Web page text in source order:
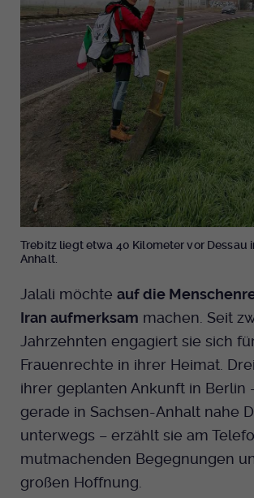
Trebitz liegt etwa 40 Kilometer vor Dessau
Anhalt.
Jalali möchte auf die
Iran aufmerksam machen. Seit
Jahrzehnten engagiert sie sich
Frauenrechte in ihrer Heimat.
ihrer geplanten Ankunft in Berlin
gerade in Sachsen-Anhalt nahe
unterwegs – erzählt sie am
mutmachenden Begegnungen
großen Hoffnung.
Anbieter EKHN
Laufzeit Ende der Sitzung
Zweck
PHP Daten Identifikator,
wenn die PHP session()
wird.
Name uid
Anbieter EKHN
Laufzeit Ende der Sitzung
Zweck
Webseite.
cookie_optin-[n]
Anbieter EKHN
Bei Ausahl nur essentieller
gelöscht. Ansonsten 1
Name mtm_cookie_consent
Anbieter Medienhaus der EKHN
Laufzeit 1 Jahr
Zweck
Speicherung der Cookie
Einstellungen
Spotify
Giphy
TikTok